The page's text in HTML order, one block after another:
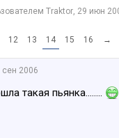
Traktor, 29 июн
12 13 14 15 16 →
сен 2006
такая пьянка........